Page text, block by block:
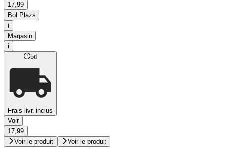
17,99
Bol Plaza
i
Magasin
i
5d
Frais livr. inclus
Voir
17,99
Voir le produit
Voir le produit